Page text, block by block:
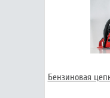
Бензиновая